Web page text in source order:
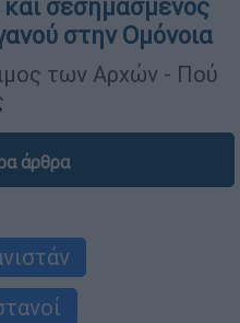
σεσημασμένος
στην Ομόνοια
των Αρχών - Πού
άρθρα